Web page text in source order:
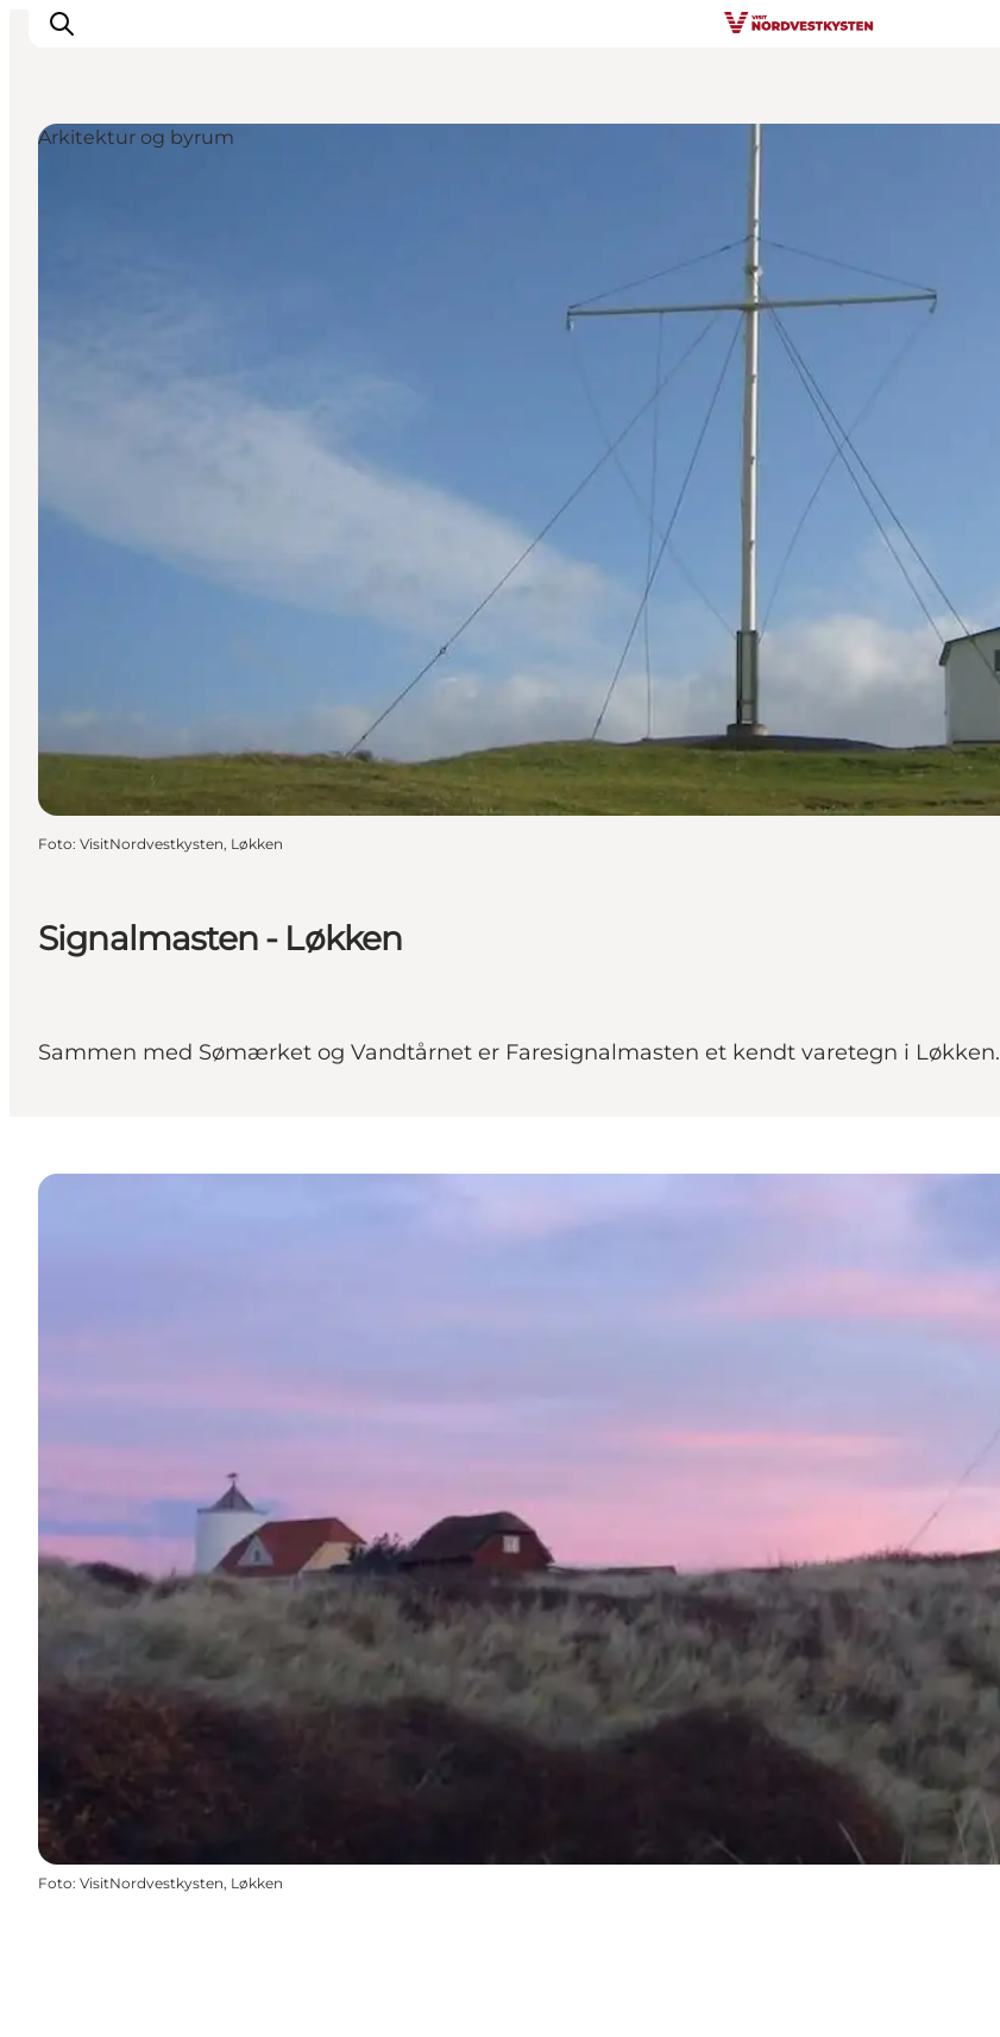
Signalmasten - Løkken
Sammen med Sømærket og Vandtårnet er Faresignalmasten et kendt varetegn i Løkken.
Arkitektur og byrum
Foto: VisitNordvestkysten, Løkken
Foto: VisitNordvestkysten, Løkken